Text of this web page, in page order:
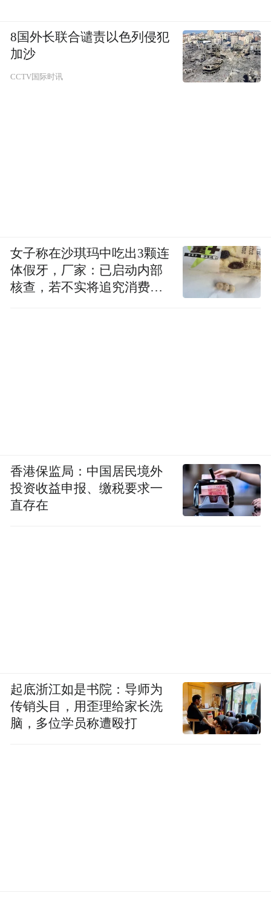
除了传统龙船与龙门艺术装置外，岭南新天
地还将在6月期间推出一系列端午应节活动，
验，邀请市民游客亲身感受龙舟竞渡中的鼓
点节奏与力量。此外，还将特别邀请佛山南
海九江璜矶本地人、全运会及世界级龙舟赛
8国外长联合谴责以色列侵犯
加沙
CCTV国际时讯
女子称在沙琪玛中吃出3颗连
体假牙，厂家：已启动内部
核查，若不实将追究消费者
香港保监局：中国居民境外
投资收益申报、缴税要求一
直存在
起底浙江如是书院：导师为
传销头目，用歪理给家长洗
脑，多位学员称遭殴打